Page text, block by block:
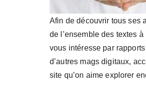
Afin de découvrir tous ses
de l’ensemble des textes
vous intéresse par
d’autres mags digitaux,
site qu’on aime explorer